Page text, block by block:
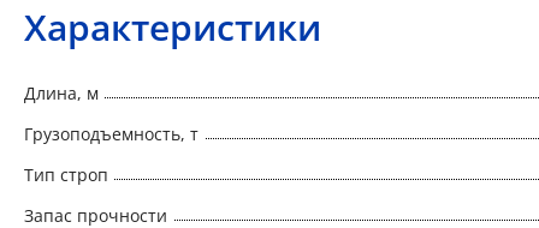
Характеристики
Длина, м
Грузоподъемность, т
Тип строп
Запас прочности